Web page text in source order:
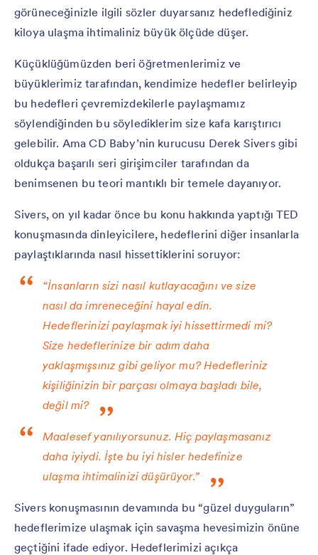
görüneceğinizle ilgili sözler duyarsanız hedeflediğiniz
kiloya ulaşma ihtimaliniz büyük ölçüde düşer.
Küçüklüğümüzden beri öğretmenlerimiz ve
büyüklerimiz tarafından, kendimize hedefler belirleyip
bu hedefleri çevremizdekilerle paylaşmamız
söylendiğinden bu söylediklerim size kafa karıştırıcı
gelebilir. Ama CD Baby’nin kurucusu Derek Sivers gibi
oldukça başarılı seri girişimciler tarafından da
benimsenen bu teori mantıklı bir temele dayanıyor.
Sivers, on yıl kadar önce bu konu hakkında yaptığı TED
konuşmasında dinleyicilere, hedeflerini diğer insanlarla
paylaştıklarında nasıl hissettiklerini soruyor:
“İnsanların sizi nasıl kutlayacağını ve size
nasıl da imreneceğini hayal edin.
Hedeflerinizi paylaşmak iyi hissettirmedi mi?
Size hedeflerinize bir adım daha
yaklaşmışsınız gibi geliyor mu? Hedefleriniz
kişiliğinizin bir parçası olmaya başladı bile,
değil mi?
Maalesef yanılıyorsunuz. Hiç paylaşmasanız
daha iyiydi. İşte bu iyi hisler hedefinize
ulaşma ihtimalinizi düşürüyor.”
Sivers konuşmasının devamında bu “güzel duyguların”
hedeflerimize ulaşmak için savaşma hevesimizin önüne
geçtiğini ifade ediyor. Hedeflerimizi açıkça